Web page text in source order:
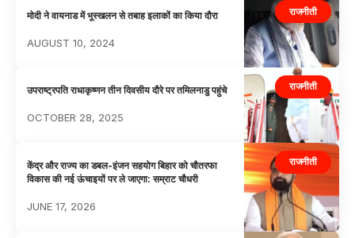
राजनीती
मोदी ने वायनाड में भूस्खलन से तबाह इलाकों का किया दौरा
AUGUST 10, 2024
राजनीती
उपराष्ट्रपति राधाकृष्णन तीन दिवसीय दौरे पर तमिलनाडु पहुंचे
OCTOBER 28, 2025
राजनीती
केंद्र और राज्य का डबल-इंजन सहयोग बिहार को चौतरफा
विकास की नई ऊंचाइयों पर ले जाएगा: सम्राट चौधरी
JUNE 17, 2026